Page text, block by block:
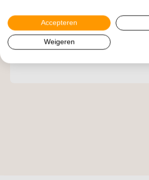
maandag 18 oktober 2021
Accepteren
Weigeren